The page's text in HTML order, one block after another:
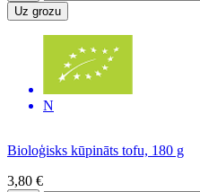
Uz grozu
N
Bioloģisks kūpināts tofu, 180 g
3,80 €